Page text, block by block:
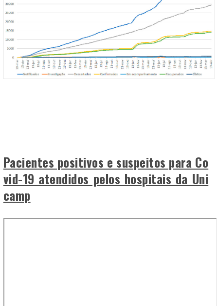
Pacientes positivos e suspeitos para Co
vid-19 atendidos pelos hospitais da Uni
camp